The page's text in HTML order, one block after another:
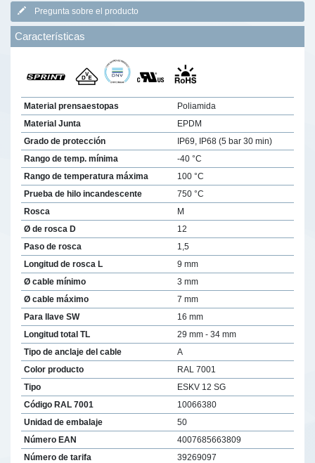
Pregunta sobre el producto
Características
Material prensaestopas
Poliamida
Material Junta
EPDM
Grado de protección
IP69, IP68 (5 bar 30 min)
Rango de temp. mínima
-40 °C
Rango de temperatura máxima
100 °C
Prueba de hilo incandescente
750 °C
Rosca
M
Ø de rosca D
12
Paso de rosca
1,5
Longitud de rosca L
9 mm
Ø cable mínimo
3 mm
Ø cable máximo
7 mm
Para llave SW
16 mm
Longitud total TL
29 mm - 34 mm
Tipo de anclaje del cable
A
Color producto
RAL 7001
Tipo
ESKV 12 SG
Código RAL 7001
10066380
Unidad de embalaje
50
Número EAN
4007685663809
Número de tarifa
39269097